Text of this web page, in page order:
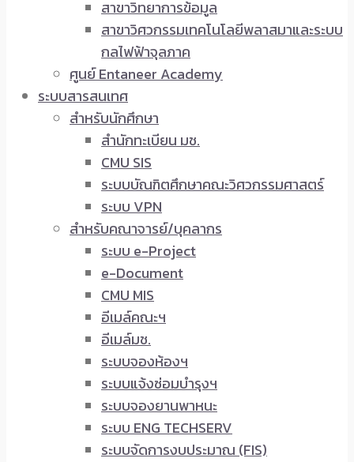
สาขาวิทยาการข้อมูล
สาขาวิศวกรรมเทคโนโลยีพลาสมาและระบบ
กลไฟฟ้าจุลภาค
ศูนย์ Entaneer Academy
ระบบสารสนเทศ
สำหรับนักศึกษา
สำนักทะเบียน มช.
CMU SIS
ระบบบัณฑิตศึกษาคณะวิศวกรรมศาสตร์
ระบบ VPN
สำหรับคณาจารย์/บุคลากร
ระบบ e-Project
e-Document
CMU MIS
อีเมล์คณะฯ
อีเมล์มช.
ระบบจองห้องฯ
ระบบแจ้งซ่อมบำรุงฯ
ระบบจองยานพาหนะ
ระบบ ENG TECHSERV
ระบบจัดการงบประมาณ (FIS)